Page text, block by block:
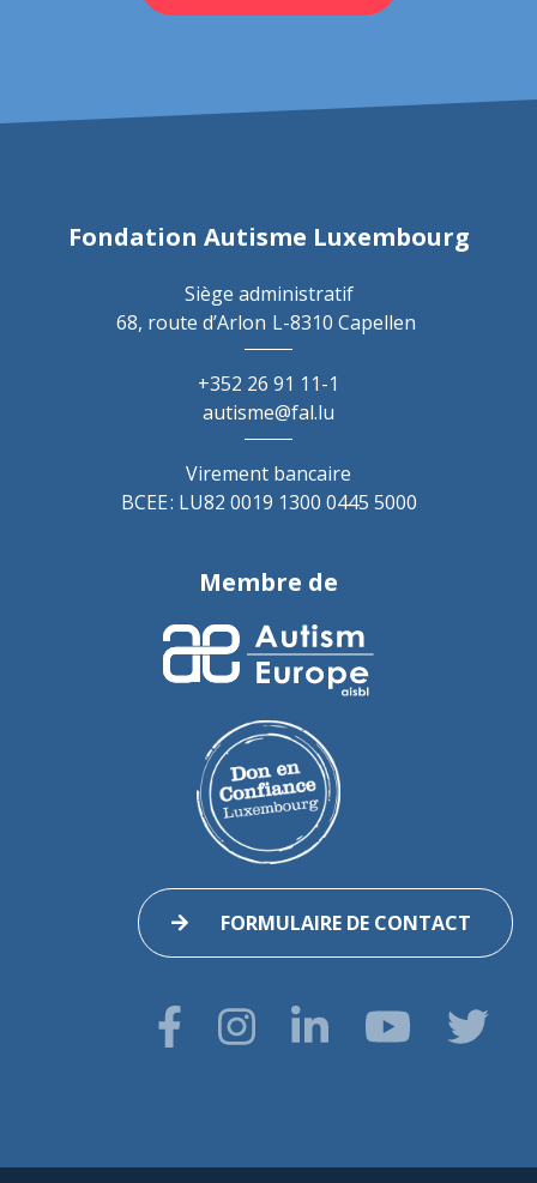
Fondation Autisme Luxembourg
Siège administratif
68, route d’Arlon L-8310 Capellen
+352 26 91 11-1
autisme@fal.lu
Virement bancaire
BCEE : LU82 0019 1300 0445 5000
Membre de
FORMULAIRE DE CONTACT